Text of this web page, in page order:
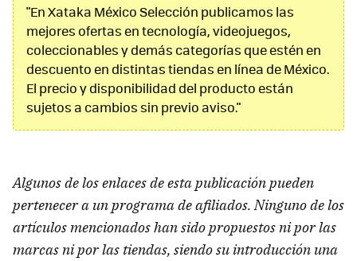
"En Xataka México Selección publicamos las
mejores ofertas en tecnología, videojuegos,
coleccionables y demás categorías que estén en
descuento en distintas tiendas en línea de México.
El precio y disponibilidad del producto están
sujetos a cambios sin previo aviso."
Algunos de los enlaces de esta publicación pueden
pertenecer a un programa de afiliados. Ninguno de los
artículos mencionados han sido propuestos ni por las
marcas ni por las tiendas, siendo su introducción una